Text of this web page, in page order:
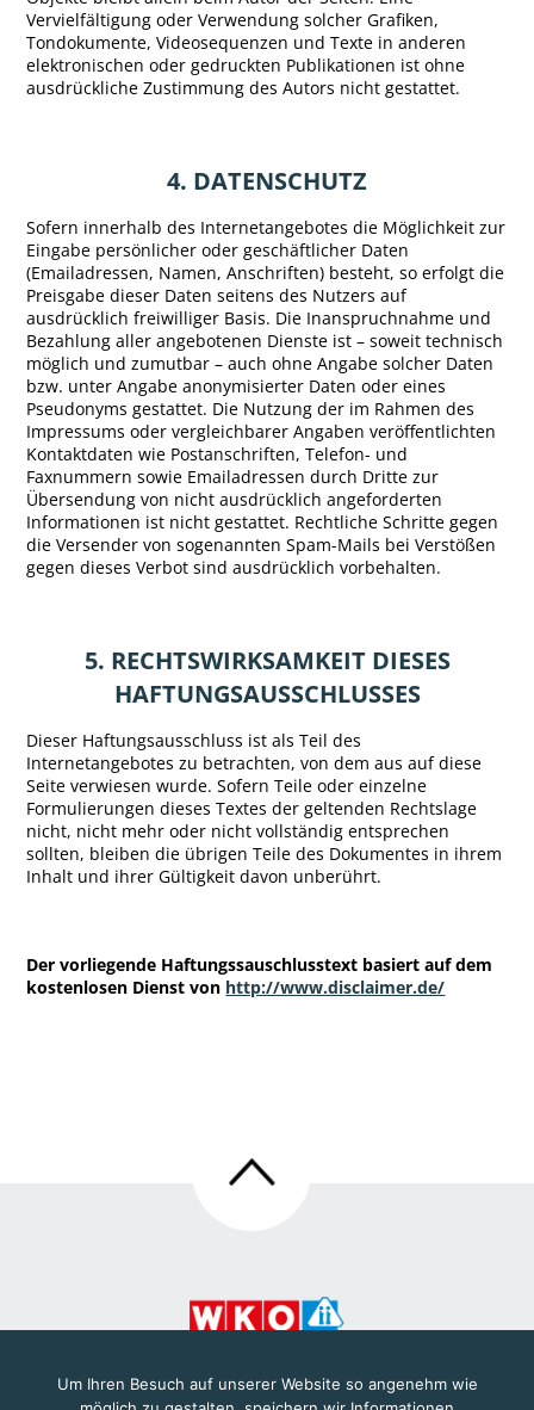
Vervielfältigung oder Verwendung solcher Grafiken,
Tondokumente, Videosequenzen und Texte in anderen
elektronischen oder gedruckten Publikationen ist ohne
ausdrückliche Zustimmung des Autors nicht gestattet.
4. DATENSCHUTZ
Sofern innerhalb des Internetangebotes die Möglichkeit zur
Eingabe persönlicher oder geschäftlicher Daten
(Emailadressen, Namen, Anschriften) besteht, so erfolgt die
Preisgabe dieser Daten seitens des Nutzers auf
ausdrücklich freiwilliger Basis. Die Inanspruchnahme und
Bezahlung aller angebotenen Dienste ist – soweit technisch
möglich und zumutbar – auch ohne Angabe solcher Daten
bzw. unter Angabe anonymisierter Daten oder eines
Pseudonyms gestattet. Die Nutzung der im Rahmen des
Impressums oder vergleichbarer Angaben veröffentlichten
Kontaktdaten wie Postanschriften, Telefon- und
Faxnummern sowie Emailadressen durch Dritte zur
Übersendung von nicht ausdrücklich angeforderten
Informationen ist nicht gestattet. Rechtliche Schritte gegen
die Versender von sogenannten Spam-Mails bei Verstößen
gegen dieses Verbot sind ausdrücklich vorbehalten.
5. RECHTSWIRKSAMKEIT DIESES
HAFTUNGSAUSSCHLUSSES
Dieser Haftungsausschluss ist als Teil des
Internetangebotes zu betrachten, von dem aus auf diese
Seite verwiesen wurde. Sofern Teile oder einzelne
Formulierungen dieses Textes der geltenden Rechtslage
nicht, nicht mehr oder nicht vollständig entsprechen
sollten, bleiben die übrigen Teile des Dokumentes in ihrem
Inhalt und ihrer Gültigkeit davon unberührt.
Der vorliegende Haftungssauschlusstext basiert auf dem
kostenlosen Dienst von http://www.disclaimer.de/
WIRTSCHAFTSKAMMER NIEDERÖSTERREICH
Um Ihren Besuch auf unserer Website so angenehm wie